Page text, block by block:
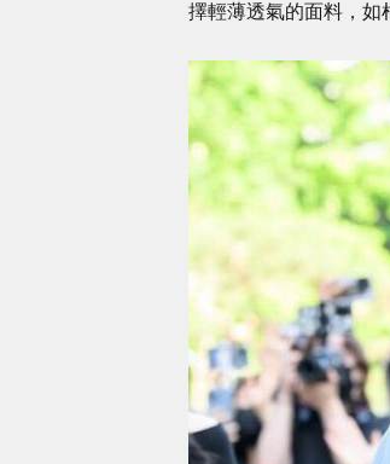
擇輕薄透氣的面料，如